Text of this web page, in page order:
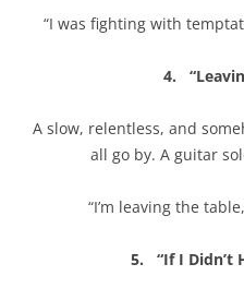
“I was fighting with
4.
A slow, relentless, and
all go by. A guitar
“I’m leaving the
5. “If I Didn’t